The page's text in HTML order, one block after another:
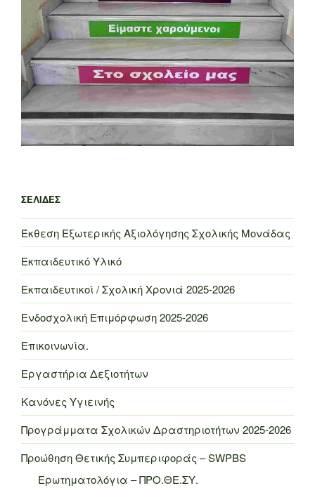
ΣΕΛΊΔΕΣ
Έκθεση Εξωτερικής Αξιολόγησης Σχολικής Μονάδας
Εκπαιδευτικό Υλικό
Εκπαιδευτικοί / Σχολική Χρονιά 2025-2026
Ενδοσχολική Επιμόρφωση 2025-2026
Επικοινωνία.
Εργαστήρια Δεξιοτήτων
Κανόνες Υγιεινής
Προγράμματα Σχολικών Δραστηριοτήτων 2025-2026
Προώθηση Θετικής Συμπεριφοράς – SWPBS
Ερωτηματολόγια – ΠΡΟ.ΘΕ.ΣΥ.